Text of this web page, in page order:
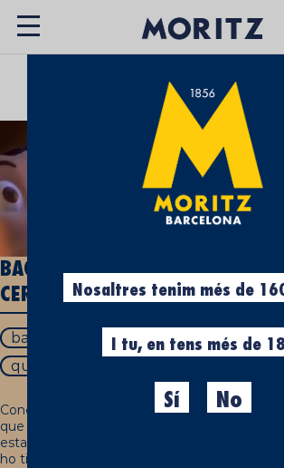
CERVESERA
BAGÀS: QUÈ ÉS I QUÈ TÉ A
CERVESA?
bagàs bagàs significat
bagàs de
que és bagàs
Coneixies el significat del bagàs?,
que no és el favorit dels cervesers.
estan cansats de jugar amb ell, com Andy a
ho tiren.
Nosaltres tenim més de
I tu, en tens més de
Sí No